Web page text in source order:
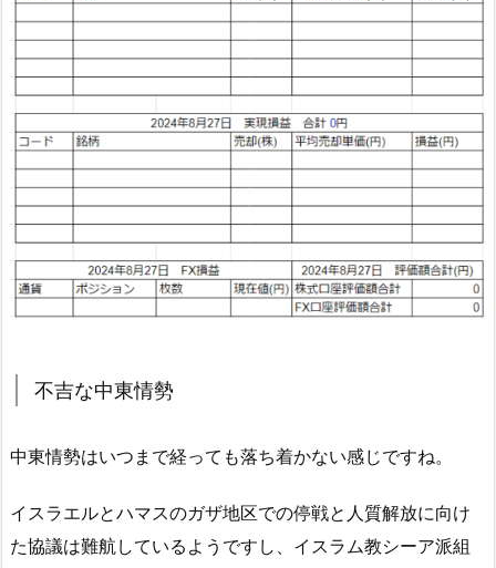
不吉な中東情勢
中東情勢はいつまで経っても落ち着かない感じですね。
イスラエルとハマスのガザ地区での停戦と人質解放に向け
た協議は難航しているようですし、イスラム教シーア派組